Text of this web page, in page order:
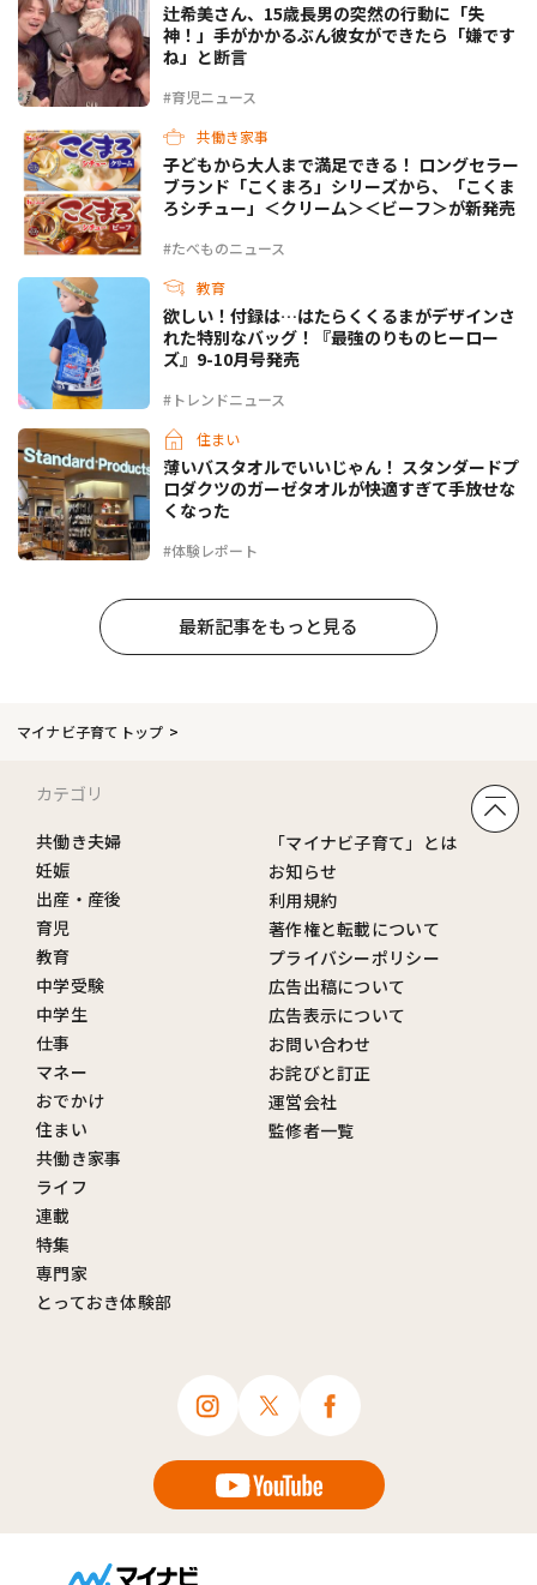
#育児ニュース
辻希美さん、15歳長男の突然の行動に「失
神！」手がかかるぶん彼女ができたら「嫌です
ね」と断言
共働き家事
#たべものニュース
子どもから大人まで満足できる！ ロングセラー
ブランド「こくまろ」シリーズから、「こくま
ろシチュー」＜クリーム＞＜ビーフ＞が新発売
教育
#トレンドニュース
欲しい！付録は…はたらくくるまがデザインさ
れた特別なバッグ！『最強のりものヒーロー
ズ』9-10月号発売
住まい
#体験レポート
薄いバスタオルでいいじゃん！ スタンダードプ
ロダクツのガーゼタオルが快適すぎて手放せな
くなった
最新記事をもっと見る
マイナビ子育てトップ
カテゴリ
共働き夫婦
妊娠
出産・産後
育児
教育
中学受験
中学生
仕事
マネー
おでかけ
住まい
共働き家事
ライフ
連載
特集
専門家
とっておき体験部
「マイナビ子育て」とは
お知らせ
利用規約
著作権と転載について
プライバシーポリシー
広告出稿について
広告表示について
お問い合わせ
お詫びと訂正
運営会社
監修者一覧